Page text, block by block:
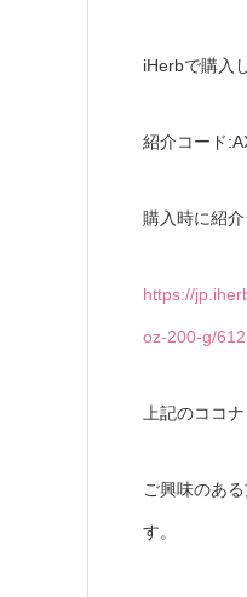
iHerbで購入
紹介コード
購入時に紹
https://
oz-200-g/
上記のココ
ご興味のあ
す。